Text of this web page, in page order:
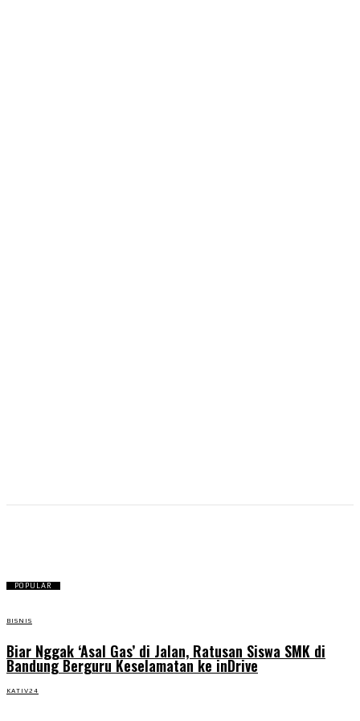
POPULAR
BISNIS
Biar Nggak ‘Asal Gas’ di Jalan, Ratusan Siswa SMK di
Bandung Berguru Keselamatan ke inDrive
KATIV24